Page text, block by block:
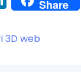
n
k
Share
3D web